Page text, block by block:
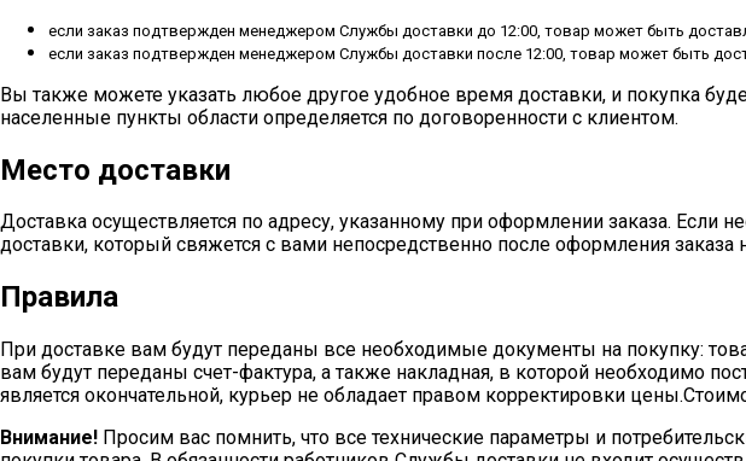
если заказ подтвержден менеджером Службы доставки до 12:00, товар может быть
если заказ подтвержден менеджером Службы доставки после 12:00, товар может быть
Вы также можете указать любое другое удобное время доставки, и покупка
населенные пункты области определяется по договоренности с клиентом.
Место доставки
Доставка осуществляется по адресу, указанному при оформлении заказа.
доставки, который свяжется с вами непосредственно после оформления заказа
Правила
При доставке вам будут переданы все необходимые документы на покупку:
вам будут переданы счет-фактура, а также накладная, в которой необходимо
является окончательной, курьер не обладает правом корректировки
Внимание! Просим вас помнить, что все технические параметры и